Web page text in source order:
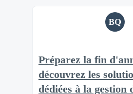
BQ
Préparez la fin
découvrez les
dédiées à la gestion